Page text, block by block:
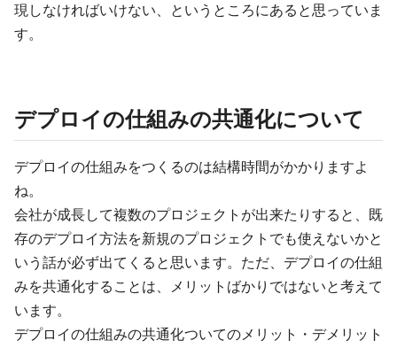
現しなければいけない、というところにあると思っていま
す。
デプロイの仕組みの共通化について
デプロイの仕組みをつくるのは結構時間がかかりますよ
ね。
会社が成長して複数のプロジェクトが出来たりすると、既
存のデプロイ方法を新規のプロジェクトでも使えないかと
いう話が必ず出てくると思います。ただ、デプロイの仕組
みを共通化することは、メリットばかりではないと考えて
います。
デプロイの仕組みの共通化ついてのメリット・デメリット